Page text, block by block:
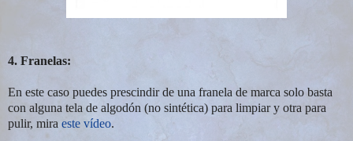
4. Franelas:
En este caso puedes prescindir de una franela de marca solo basta
con alguna tela de algodón (no sintética) para limpiar y otra para
pulir, mira este vídeo.